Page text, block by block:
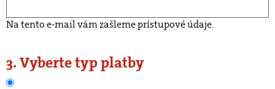
Na tento e-mail vám zašleme prístupové údaje.
3. Vyberte typ platby